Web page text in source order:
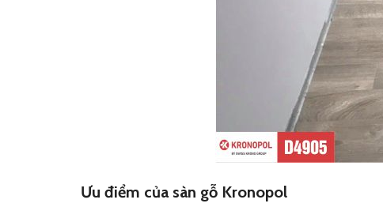
Ưu điểm của sàn gỗ Kronopol